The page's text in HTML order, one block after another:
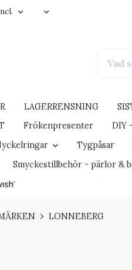
LAGERRENSNING
Frökenpresenter DIY
Tygpåsar
Smyckestillbehör - pärlor &
LONNEBERG